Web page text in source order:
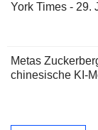
York Times - 29.
Metas
chinesische KI-